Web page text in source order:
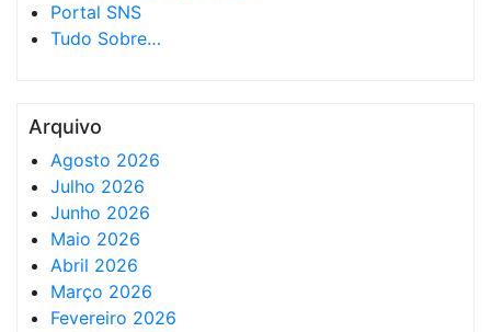
Portal SNS
Tudo Sobre…
Arquivo
Agosto 2026
Julho 2026
Junho 2026
Maio 2026
Abril 2026
Março 2026
Fevereiro 2026